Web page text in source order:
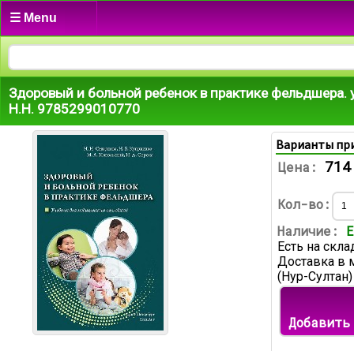
☰ Menu
Здоровый и больной ребенок в практике фельдшера.
Н.Н. 9785299010770
Варианты
Цена:
Кол-во:
Наличие:
Есть на
Доставка в
(Нур-